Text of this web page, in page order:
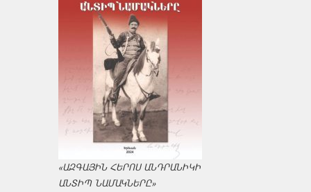
«ԱԶԳԱՅԻՆ ՀԵՐՈՍ ԱՆԴՐԱՆԻԿԻ
ԱՆՏԻՊ ՆԱՄԱԿՆԵՐԸ»